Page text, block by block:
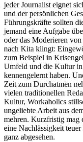
jeder Journalist eignet
und der persönlichen
Führungskräfte sollten
jemand eine Aufgabe
oder das Moderieren
nach Kita klingt:
zum Beispiel in
Umfeld und die Kultur
kennengelernt haben.
Zeit zum Durchatmen
vielen traditionellen
Kultur, Workaholics
ungeliebte Arbeit aus
mehren. Kurzfristig mag
eine Nachlässigkeit
ganz abgesehen.